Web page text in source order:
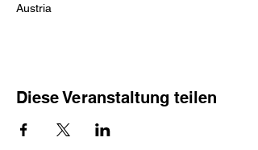
Austria
Diese Veranstaltung teilen